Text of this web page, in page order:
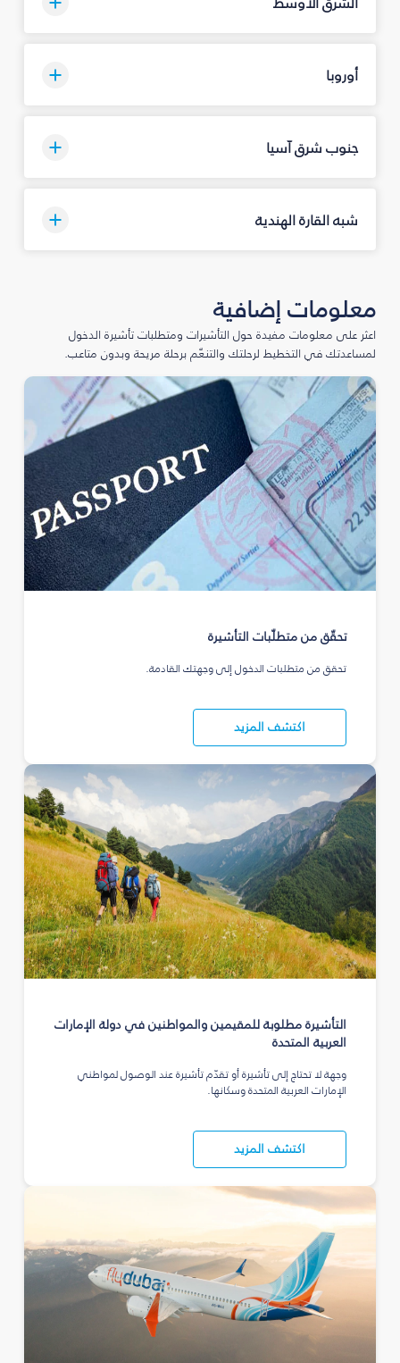
أوروبا
جنوب شرق آسيا
شبه القارة الهندية
معلومات إضافية
اعثر على معلومات مفيدة حول التأشيرات ومتطلبات تأشيرة الدخول
لمساعدتك في التخطيط لرحلتك والتنعّم برحلة مريحة وبدون متاعب.
تحقّق من متطلّبات التأشيرة
تحقق من متطلبات الدخول إلى وجهتك القادمة.
اكتشف المزيد
التأشيرة مطلوبة للمقيمين والمواطنين في دولة الإمارات
العربية المتحدة
وجهة لا تحتاج إلى تأشيرة أو تقدّم تأشيرة عند الوصول لمواطني
الإمارات العربية المتحدة وسكانها.
اكتشف المزيد